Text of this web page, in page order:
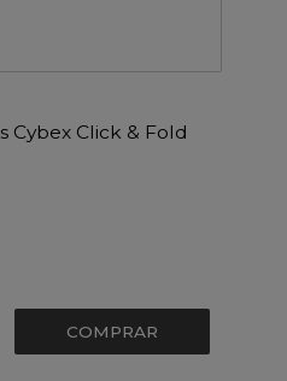
Cybex Click & Fold
COMPRAR